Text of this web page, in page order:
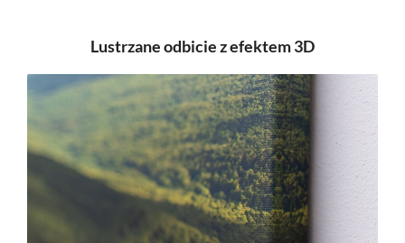
Lustrzane odbicie z efektem 3D